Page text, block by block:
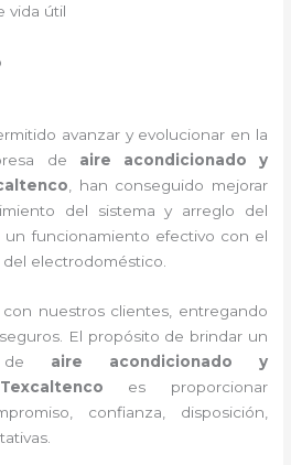
vida útil
avanzar y evolucionar en la
de aire acondicionado y
, han conseguido mejorar
del sistema y arreglo del
un funcionamiento efectivo con el
electrodoméstico.
nuestros clientes, entregando
El propósito de brindar un
de aire acondicionado y
es proporcionar
confianza, disposición,